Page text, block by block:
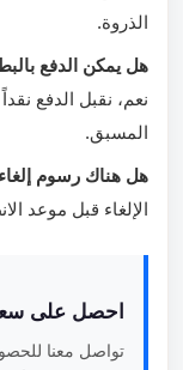
الذروة.
هل يمكن الدفع
نعم، نقبل الدفع
المسبق.
هل هناك رسوم إلغاء؟
الإلغاء قبل موعد
احصل على سعر
تواصل معنا